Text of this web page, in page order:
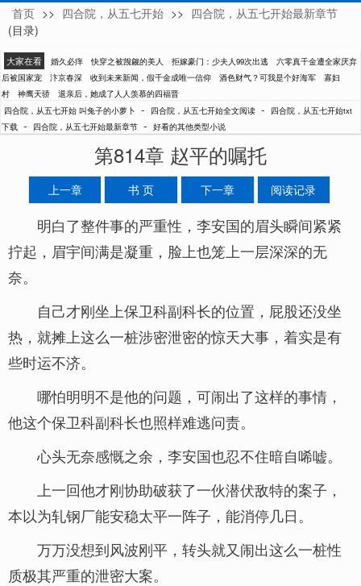
叫兔子的小萝卜
首页 >> 四合院，从五七开始 >> 四合院，从五七开始最新章节
(目录)
大家在看 婚久必痒 快穿之被觊觎的美人 拒嫁豪门：少夫人99次出逃
六零真千金遭全家厌弃
后被国家宠
汴京春深 收到未来新闻，假千金成唯一信仰 酒色财气？可我是个好海军
寡妇
村
神鹰天骄
退亲后，她成了人人羡慕的四福晋
四合院，从五七开始 叫兔子的小萝卜 - 四合院，从五七开始全文阅读 -
四合院，从五七开始txt
下载 - 四合院，从五七开始最新章节 - 好看的其他类型小说
第814章 赵平的嘱托
上一章 书 页 下一章 阅读记录
明白了整件事的严重性，李安国的眉头瞬间紧紧
拧起，眉宇间满是凝重，脸上也笼上一层深深的无
奈。
自己才刚坐上保卫科副科长的位置，屁股还没坐
热，就摊上这么一桩涉密泄密的惊天大事，着实是有
些时运不济。
哪怕明明不是他的问题，可闹出了这样的事情，
他这个保卫科副科长也照样难逃问责。
心头无奈感慨之余，李安国也忍不住暗自唏嘘。
上一回他才刚协助破获了一伙潜伏敌特的案子，
本以为轧钢厂能安稳太平一阵子，能消停几日。
万万没想到风波刚平，转头就又闹出这么一桩性
质极其严重的泄密大案。